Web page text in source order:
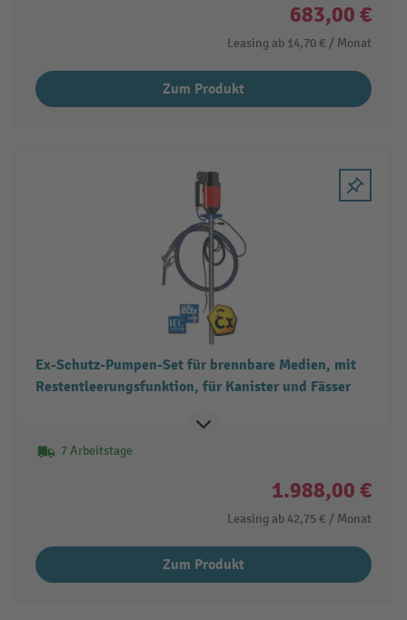
683,00 €
Leasing ab 14,70 € / Monat
Zum Produkt
Ex-Schutz-Pumpen-Set für brennbare Medien, mit
Restentleerungsfunktion, für Kanister und Fässer
7 Arbeitstage
1.988,00 €
Leasing ab 42,75 € / Monat
Zum Produkt